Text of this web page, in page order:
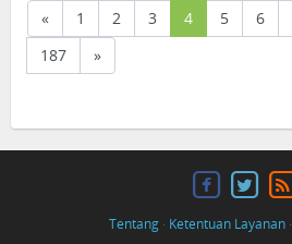
« 1 2 3 4(current)
5 6
187
»
Tentang· Ketentuan Layanan·